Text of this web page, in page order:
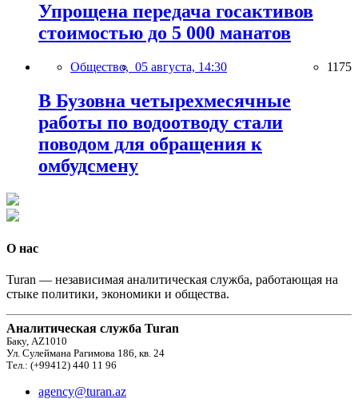
Упрощена передача госактивов
стоимостью до 5 000 манатов
Общество, 05 августа, 14:30 1175
В Бузовна четырехмесячные
работы по водоотводу стали
поводом для обращения к
омбудсмену
О нас
Turan — независимая аналитическая служба, работающая на
стыке политики, экономики и общества.
Аналитическая служба Turan
Баку, AZ1010
Ул. Сулеймана Рагимова 186, кв. 24
Тел.: (+99412) 440 11 96
agency@turan.az